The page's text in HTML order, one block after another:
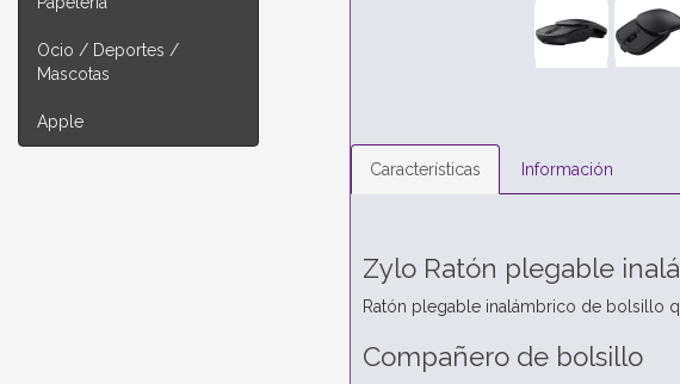
Ocio / Deportes /
Mascotas
Apple
Características Información
Zylo Ratón plegable
Ratón plegable inalámbrico de bolsillo
Compañero de bolsillo